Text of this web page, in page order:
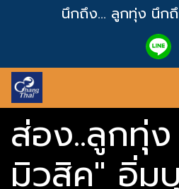
นึกถึง... ลูกทุ่ง นึก
ส่อง..ลูกทุ่
มิวสิค" อิ่